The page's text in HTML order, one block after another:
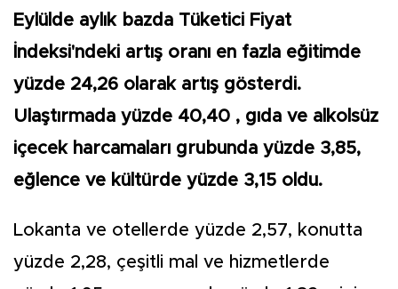
Eylülde aylık bazda Tüketici Fiyat
İndeksi'ndeki artış oranı en fazla eğitimde
yüzde 24,26 olarak artış gösterdi.
Ulaştırmada yüzde 40,40 , gıda ve alkolsüz
içecek harcamaları grubunda yüzde 3,85,
eğlence ve kültürde yüzde 3,15 oldu.
Lokanta ve otellerde yüzde 2,57, konutta
yüzde 2,28, çeşitli mal ve hizmetlerde